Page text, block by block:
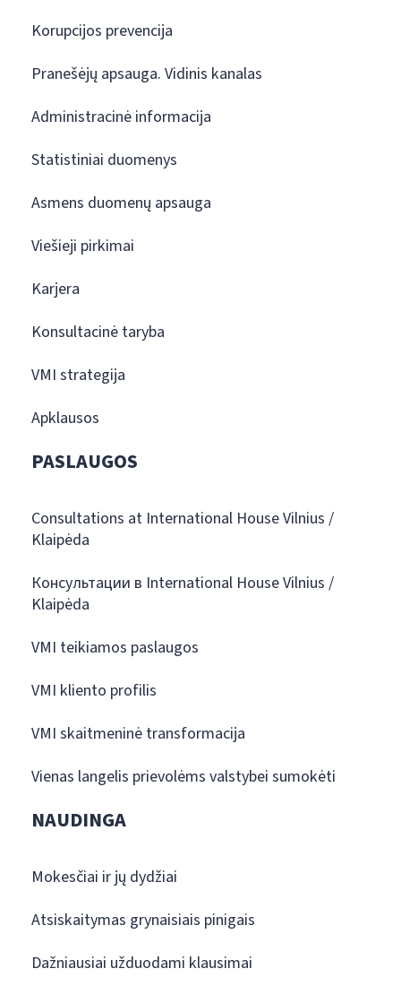
Korupcijos prevencija
Pranešėjų apsauga. Vidinis kanalas
Administracinė informacija
Statistiniai duomenys
Asmens duomenų apsauga
Viešieji pirkimai
Karjera
Konsultacinė taryba
VMI strategija
Apklausos
PASLAUGOS
Consultations at International House Vilnius /
Klaipėda
Консультации в International House Vilnius /
Klaipėda
VMI teikiamos paslaugos
VMI kliento profilis
VMI skaitmeninė transformacija
Vienas langelis prievolėms valstybei sumokėti
NAUDINGA
Mokesčiai ir jų dydžiai
Atsiskaitymas grynaisiais pinigais
Dažniausiai užduodami klausimai